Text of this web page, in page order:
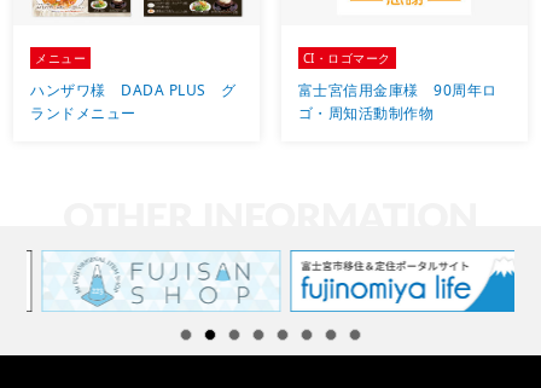
メニュー
ハンザワ様 DADA PLUS グ
ランドメニュー
CI・ロゴマーク
富士宮信用金庫様 90周年ロ
ゴ・周知活動制作物